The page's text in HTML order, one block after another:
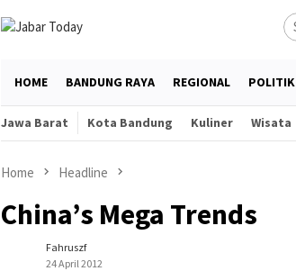
HOME BANDUNG RAYA REGIONAL POLITIK
Jawa Barat Kota Bandung Kuliner Wisata
Home Headline
China’s Mega Trends
Fahruszf
24 April 2012